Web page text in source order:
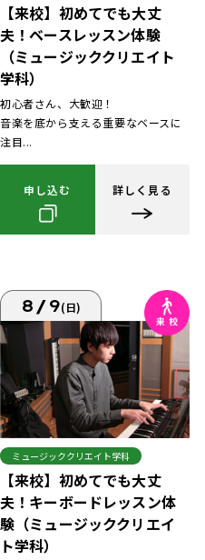
【来校】初めてでも大丈
夫！ベースレッスン体験
（ミュージッククリエイト
学科）
初心者さん、大歓迎！
音楽を底から支える重要なベースに
注目...
申し込む 詳しく見る
8/9(日)
ミュージッククリエイト学科
【来校】初めてでも大丈
夫！キーボードレッスン体
験（ミュージッククリエイ
ト学科）